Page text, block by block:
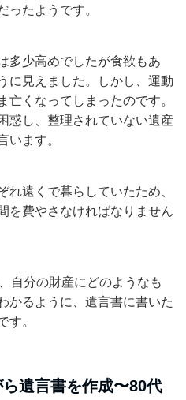
ったようです。
多少高めでしたが食欲もあ
に見えました。しかし、運動
亡くなってしまったのです。
惑し、整理されていない遺産
います。
れ遠くで暮らしていたため、
を費やさなければなりません
自分の財産にどのようなも
かるように、遺言書に書いた
す。
遺言書を作成〜80代